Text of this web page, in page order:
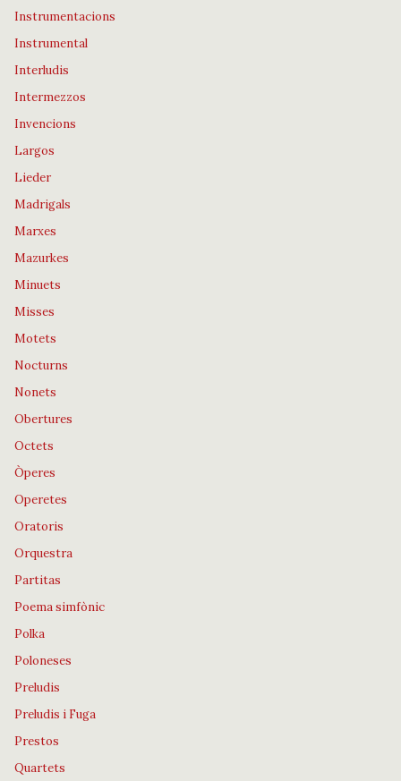
Instrumentacions
Instrumental
Interludis
Intermezzos
Invencions
Largos
Lieder
Madrigals
Marxes
Mazurkes
Minuets
Misses
Motets
Nocturns
Nonets
Obertures
Octets
Òperes
Operetes
Oratoris
Orquestra
Partitas
Poema simfònic
Polka
Poloneses
Preludis
Preludis i Fuga
Prestos
Quartets